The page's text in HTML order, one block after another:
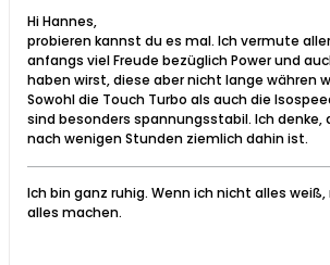
Hi Hannes,
probieren kannst du es mal. Ich vermute
anfangs viel Freude bezüglich Power und
haben wirst, diese aber nicht lange währen
Sowohl die Touch Turbo als auch die
sind besonders spannungsstabil. Ich denke,
nach wenigen Stunden ziemlich dahin ist.
Ich bin ganz ruhig. Wenn ich nicht alles
alles machen.